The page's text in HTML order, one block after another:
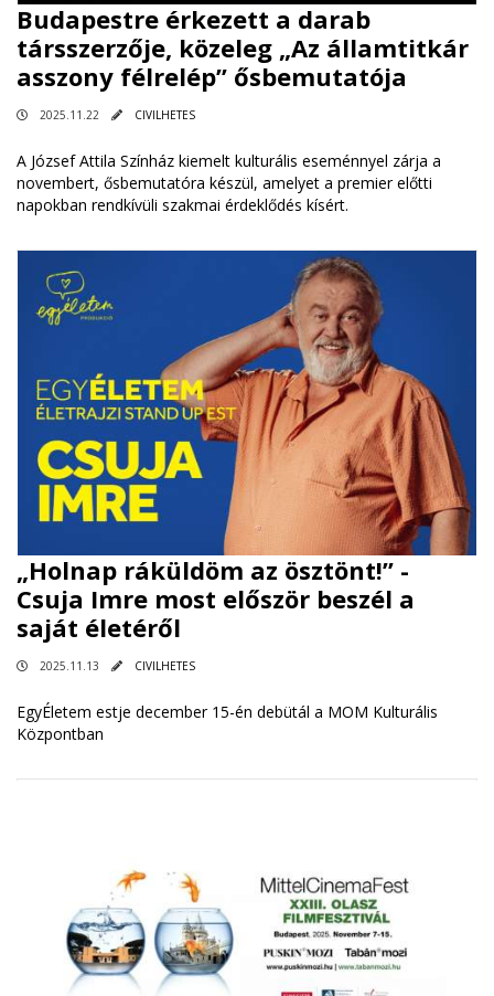
Budapestre érkezett a darab
társszerzője, közeleg „Az államtitkár
asszony félrelép” ősbemutatója
2025.11.22 CIVILHETES
A József Attila Színház kiemelt kulturális eseménnyel zárja a
novembert, ősbemutatóra készül, amelyet a premier előtti
napokban rendkívüli szakmai érdeklődés kísért.
„Holnap ráküldöm az ösztönt!” -
Csuja Imre most először beszél a
saját életéről
2025.11.13 CIVILHETES
EgyÉletem estje december 15-én debütál a MOM Kulturális
Központban